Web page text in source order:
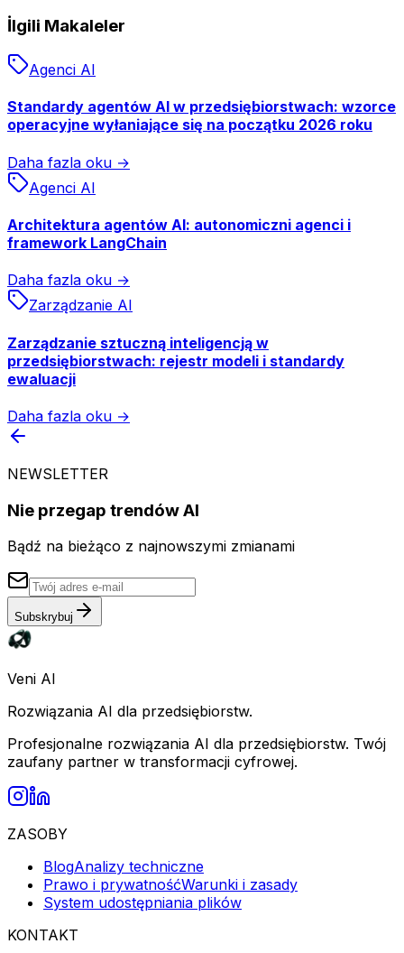
İlgili Makaleler
Agenci AI
Standardy agentów AI w przedsiębiorstwach: wzorce
operacyjne wyłaniające się na początku 2026 roku
Daha fazla oku →
Agenci AI
Architektura agentów AI: autonomiczni agenci i
framework LangChain
Daha fazla oku →
Zarządzanie AI
Zarządzanie sztuczną inteligencją w
przedsiębiorstwach: rejestr modeli i standardy
ewaluacji
Daha fazla oku →
NEWSLETTER
Nie przegap trendów AI
Bądź na bieżąco z najnowszymi zmianami
Subskrybuj
Veni AI
Rozwiązania AI dla przedsiębiorstw.
Profesjonalne rozwiązania AI dla przedsiębiorstw. Twój
zaufany partner w transformacji cyfrowej.
ZASOBY
BlogAnalizy techniczne
Prawo i prywatnośćWarunki i zasady
System udostępniania plików
KONTAKT